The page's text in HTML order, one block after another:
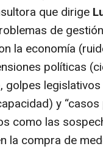
que dirige
de
la economía
políticas
golpes
y
como las
la compra de